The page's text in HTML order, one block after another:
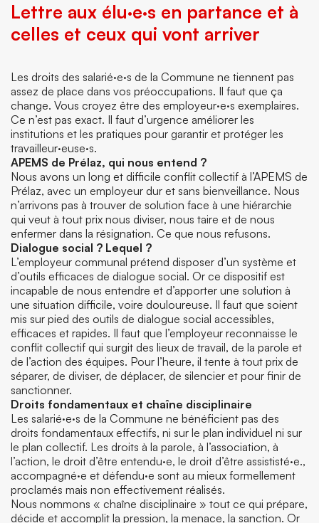
Lettre aux élu·e·s en partance et à
celles et ceux qui vont arriver
Les droits des salarié·e·s de la Commune ne tiennent pas
assez de place dans vos préoccupations. Il faut que ça
change. Vous croyez être des employeur·e·s exemplaires.
Ce n’est pas exact. Il faut d’urgence améliorer les
institutions et les pratiques pour garantir et protéger les
travailleur·euse·s.
APEMS de Prélaz, qui nous entend ?
Nous avons un long et difficile conflit collectif à l’APEMS de
Prélaz, avec un employeur dur et sans bienveillance. Nous
n’arrivons pas à trouver de solution face à une hiérarchie
qui veut à tout prix nous diviser, nous taire et de nous
enfermer dans la résignation. Ce que nous refusons.
Dialogue social ? Lequel ?
L’employeur communal prétend disposer d’un système et
d’outils efficaces de dialogue social. Or ce dispositif est
incapable de nous entendre et d’apporter une solution à
une situation difficile, voire douloureuse. Il faut que soient
mis sur pied des outils de dialogue social accessibles,
efficaces et rapides. Il faut que l’employeur reconnaisse le
conflit collectif qui surgit des lieux de travail, de la parole et
de l’action des équipes. Pour l’heure, il tente à tout prix de
séparer, de diviser, de déplacer, de silencier et pour finir de
sanctionner.
Droits fondamentaux et chaîne disciplinaire
Les salarié·e·s de la Commune ne bénéficient pas des
droits fondamentaux effectifs, ni sur le plan individuel ni sur
le plan collectif. Les droits à la parole, à l’association, à
l’action, le droit d’être entendu·e, le droit d’être assististé·e.,
accompagné·e et défendu·e sont au mieux formellement
proclamés mais non effectivement réalisés.
Nous nommons « chaîne disciplinaire » tout ce qui prépare,
décide et accomplit la pression, la menace, la sanction. Or